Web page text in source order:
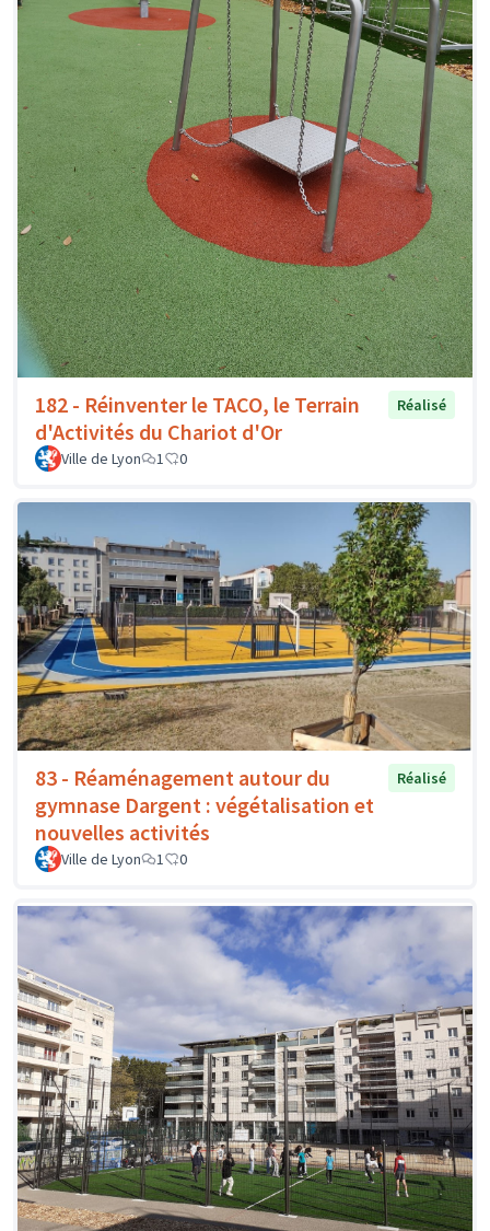
182 - Réinventer le TACO, le Terrain
d'Activités du Chariot d'Or
Réalisé
Ville de Lyon 1 0
83 - Réaménagement autour du
gymnase Dargent : végétalisation et
nouvelles activités
Réalisé
Ville de Lyon 1 0